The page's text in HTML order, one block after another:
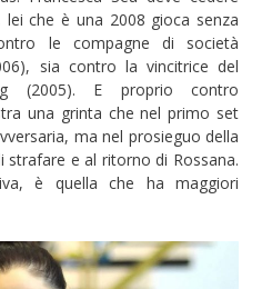
che è una 2008 gioca senza
le compagne di società
sia contro la vincitrice del
(2005). E proprio contro
una grinta che nel primo set
ma nel prosieguo della
strafare e al ritorno di Rossana.
è quella che ha maggiori